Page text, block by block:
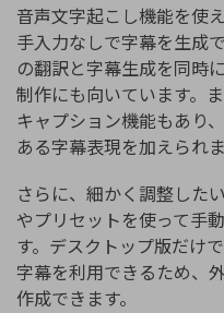
音声文字起こし機能を使
手入力なしで字幕を生成
の翻訳と字幕生成を同時
制作にも向いています。
キャプション機能もあり
ある字幕表現を加えられま
さらに、細かく調整した
やプリセットを使って手
す。デスクトップ版だけ
字幕を利用できるため、
作成できます。